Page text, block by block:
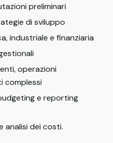
preliminari
di sviluppo
industriale e finanziaria
operazioni
complessi
e reporting
analisi dei costi.